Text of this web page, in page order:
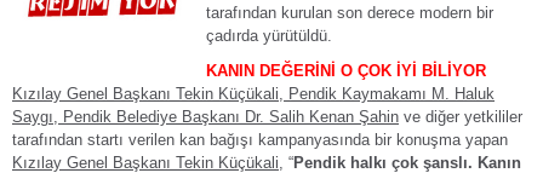
tarafından kurulan son derece modern bir
çadırda yürütüldü.
KANIN DEĞERİNİ O ÇOK İYİ BİLİYOR
Kızılay Genel Başkanı Tekin Küçükali, Pendik Kaymakamı M. Haluk
Saygı, Pendik Belediye Başkanı Dr. Salih Kenan Şahin ve diğer yetkililer
tarafından startı verilen kan bağışı kampanyasında bir konuşma yapan
Kızılay Genel Başkanı Tekin Küçükali, “Pendik halkı çok şanslı. Kanın